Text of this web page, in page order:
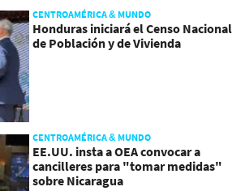
CENTROAMÉRICA & MUNDO
Honduras iniciará el Censo Nacional
de Población y de Vivienda
CENTROAMÉRICA & MUNDO
EE.UU. insta a OEA convocar a
cancilleres para "tomar medidas"
sobre Nicaragua